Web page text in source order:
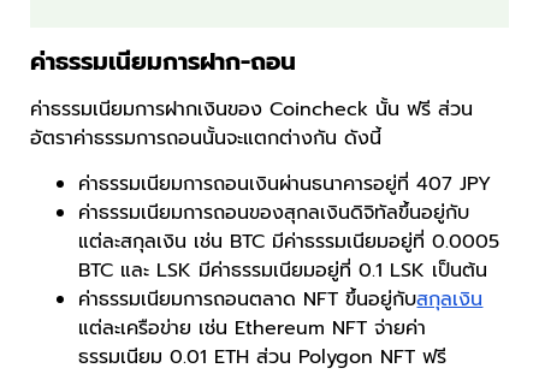
ค่าธรรมเนียมการฝาก-ถอน
ค่าธรรมเนียมการฝากเงินของ Coincheck นั้น ฟรี ส่วน
อัตราค่าธรรมการถอนนั้นจะแตกต่างกัน ดังนี้
ค่าธรรมเนียมการถอนเงินผ่านธนาคารอยู่ที่ 407 JPY
ค่าธรรมเนียมการถอนของสุกลเงินดิจิทัลขึ้นอยู่กับ
แต่ละสกุลเงิน เช่น BTC มีค่าธรรมเนียมอยู่ที่ 0.0005
BTC และ LSK มีค่าธรรมเนียมอยู่ที่ 0.1 LSK เป็นต้น
ค่าธรรมเนียมการถอนตลาด NFT ขึ้นอยู่กับสกุลเงิน
แต่ละเครือข่าย เช่น Ethereum NFT จ่ายค่า
ธรรมเนียม 0.01 ETH ส่วน Polygon NFT ฟรี